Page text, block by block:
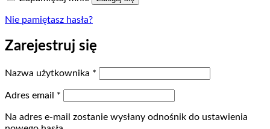
Nie pamiętasz hasła?
Zarejestruj się
Nazwa użytkownika *
Adres email *
Na adres e-mail zostanie wysłany odnośnik do ustawienia